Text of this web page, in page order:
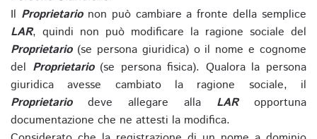
Il Proprietarionon può cambiare a fronte della semplice
LAR, quindi non può modificare la ragione sociale del
Proprietario(se persona giuridica) o il nome e cognome
del Proprietario(se persona fisica). Qualora la persona
giuridica avesse cambiato la ragione sociale, il
Proprietariodeve allegare alla LARopportuna
documentazione che ne attesti la modifica.